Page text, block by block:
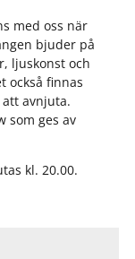
med oss när
bjuder på
ljuskonst och
också finnas
avnjuta.
som ges av
kl. 20.00.